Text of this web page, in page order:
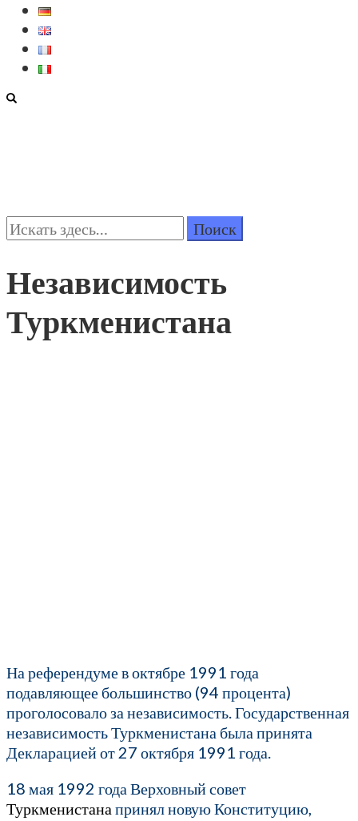
Поиск:
Независимость
Туркменистана
На референдуме в октябре 1991 года
подавляющее большинство (94 процента)
проголосовало за независимость. Государственная
независимость Туркменистана была принята
Декларацией от 27 октября 1991 года.
18 мая 1992 года Верховный совет
Туркменистана принял новую Конституцию,